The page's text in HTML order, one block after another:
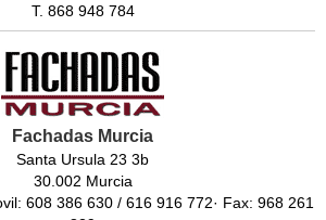
T. 868 948 784
Fachadas Murcia
Santa Ursula 23 3b
30.002 Murcia
608 386 630 / 616 916 772· Fax: 968 261